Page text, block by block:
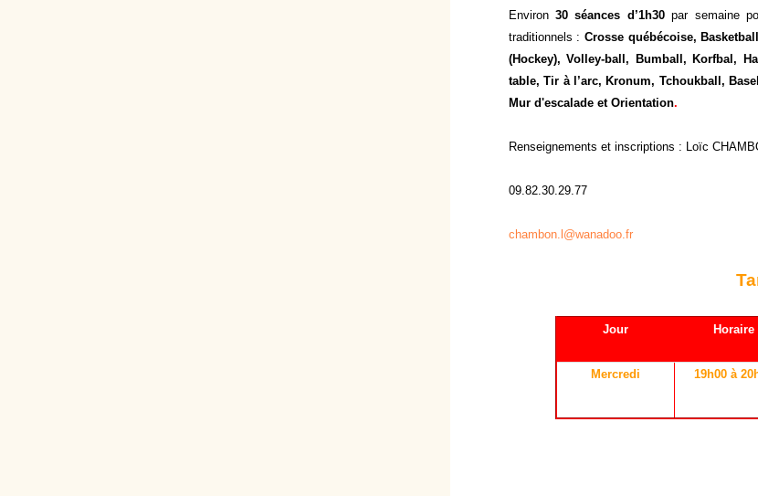
Environ30 séances d’1h30par semaine
traditionnels : Crosse québécoise,
(Hockey), Volley-ball, Bumball, Korfbal,
table, Tir à l’arc, Kronum, Tchoukball,
Mur d'escalade et Orientation.
Renseignements et inscriptions : Loïc
09.82.30.29.77
chambon.l@wanadoo.fr
Jour Horaire
Mercredi 19h00 à